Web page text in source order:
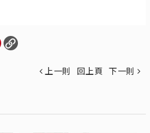
上一則 回上頁 下一則